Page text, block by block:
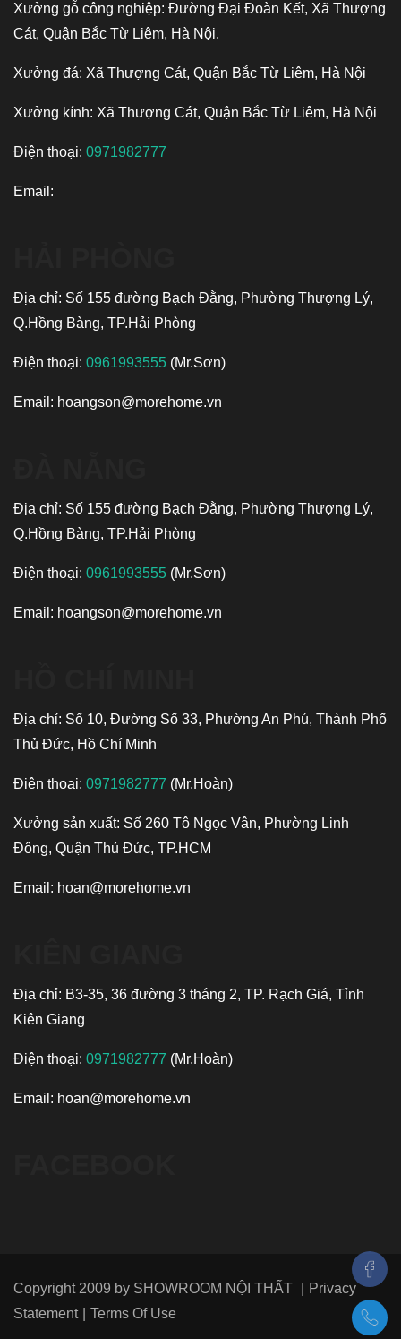
Xưởng gỗ công nghiệp: Đường Đại Đoàn Kết, Xã Thượng
Cát, Quận Bắc Từ Liêm, Hà Nội.
Xưởng đá: Xã Thượng Cát, Quận Bắc Từ Liêm, Hà Nội
Xưởng kính: Xã Thượng Cát, Quận Bắc Từ Liêm, Hà Nội
Điện thoại: 0971982777
Email:
Địa chỉ: Số 155 đường Bạch Đằng, Phường Thượng Lý,
Q.Hồng Bàng, TP.Hải Phòng
Điện thoại: 0961993555 (Mr.Sơn)
Email: hoangson@morehome.vn
Địa chỉ: Số 155 đường Bạch Đằng, Phường Thượng Lý,
Q.Hồng Bàng, TP.Hải Phòng
Điện thoại: 0961993555 (Mr.Sơn)
Email: hoangson@morehome.vn
Địa chỉ: Số 10, Đường Số 33, Phường An Phú, Thành Phố
Thủ Đức, Hồ Chí Minh
Điện thoại: 0971982777 (Mr.Hoàn)
Xưởng sản xuất: Số 260 Tô Ngọc Vân, Phường Linh
Đông, Quận Thủ Đức, TP.HCM
Email: hoan@morehome.vn
Địa chỉ: B3-35, 36 đường 3 tháng 2, TP. Rạch Giá, Tỉnh
Kiên Giang
Điện thoại: 0971982777 (Mr.Hoàn)
Email: hoan@morehome.vn
Copyright 2009 by SHOWROOM NỘI THẤT
Privacy
Statement
Terms Of Use